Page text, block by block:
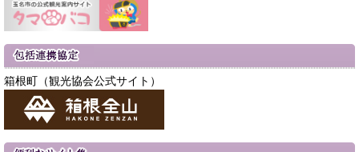
箱根町（観光協会公式サイト）